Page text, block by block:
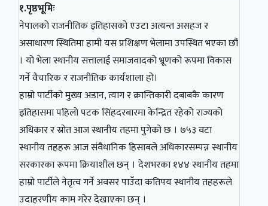
१.पृष्ठभूमिः
नेपालको राजनीतिक इतिहासको एउटा अत्यन्त असहज र
असाधारण स्थितिमा हामी यस प्रशिक्षण भेलामा उपस्थित भएका छौं
। यो भेला स्थानीय सत्तालाई समाजवादको भ्रूणको रूपमा विकास
गर्ने वैचारिक र राजनीतिक कार्यशाला हो।
हाम्रो पार्टीको मुख्य अडान, त्याग र क्रान्तिकारी दबाबकै कारण
इतिहासमा पहिलो पटक सिंहदरबारमा केन्द्रित रहेको राज्यको
अधिकार र स्रोत आज स्थानीय तहमा पुगेको छ । ७५३ वटा
स्थानीय तहहरू आज संवैधानिक हिसाबले अधिकारसम्पन्न स्थानीय
सरकारका रूपमा क्रियाशील छन् । देशभरका १४४ स्थानीय तहमा
हाम्रो पार्टीले नेतृत्व गर्ने अवसर पाउँदा कतिपय स्थानीय तहहरूले
उदाहरणीय काम गरेर देखाएका छन् ।